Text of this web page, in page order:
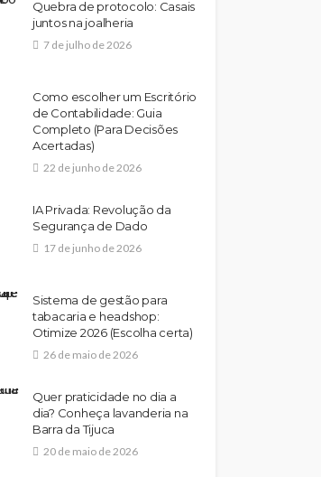
Quebra de protocolo: Casais
juntos na joalheria
7 de julho de 2026
Como escolher um Escritório
de Contabilidade: Guia
Completo (Para Decisões
Acertadas)
22 de junho de 2026
IA Privada: Revolução da
Segurança de Dado
17 de junho de 2026
Sistema de gestão para
tabacaria e headshop:
Otimize 2026 (Escolha certa)
26 de maio de 2026
Quer praticidade no dia a
dia? Conheça lavanderia na
Barra da Tijuca
20 de maio de 2026